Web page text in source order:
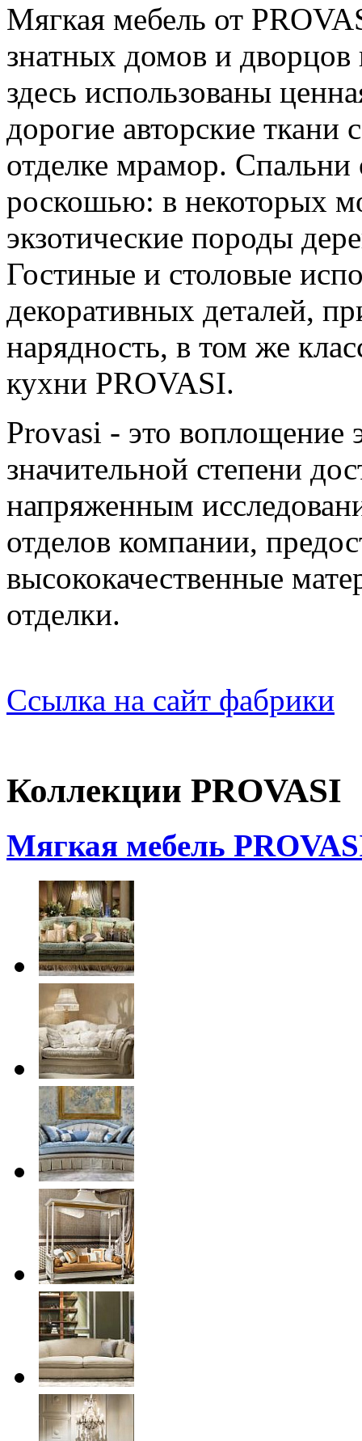
Мягкая мебель от
знатных домов и дворцов
здесь использованы
дорогие авторские
отделке мрамор.
роскошью: в некоторых
экзотические породы
Гостиные и столовые
декоративных деталей,
нарядность, в том же
кухни PROVASI.
Provasi - это воплощение
значительной степени
напряженным
отделов компании,
высококачественные
отделки.
Ссылка на сайт фабрики
Коллекции PROVASI
Мягкая мебель